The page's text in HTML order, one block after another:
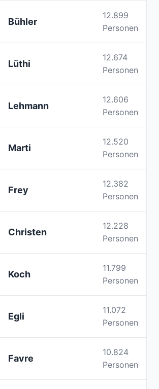
Bühler
12.899
Personen
Lüthi
12.674
Personen
Lehmann
12.606
Personen
Marti
12.520
Personen
Frey
12.382
Personen
Christen
12.228
Personen
Koch
11.799
Personen
Egli
11.072
Personen
Favre
10.824
Personen